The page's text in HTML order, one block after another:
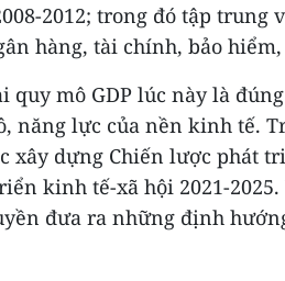
2012; trong đó tập trung
hàng, tài chính, bảo hiểm,
quy mô GDP lúc này là
năng lực của nền kinh tế.
xây dựng Chiến lược phát
kinh tế-xã hội 2021-
đưa ra những định